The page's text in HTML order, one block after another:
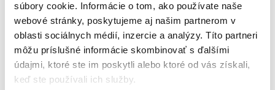
súbory cookie. Informácie o tom, ako používate naše
webové stránky, poskytujeme aj našim partnerom v
oblasti sociálnych médií, inzercie a analýzy. Títo partneri
môžu príslušné informácie skombinovať s ďalšími
údajmi, ktoré ste im poskytli alebo ktoré od vás získali,
keď ste používali ich služby.